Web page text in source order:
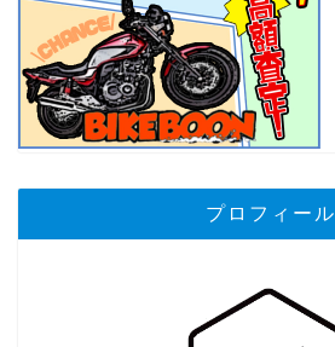
プロフィール